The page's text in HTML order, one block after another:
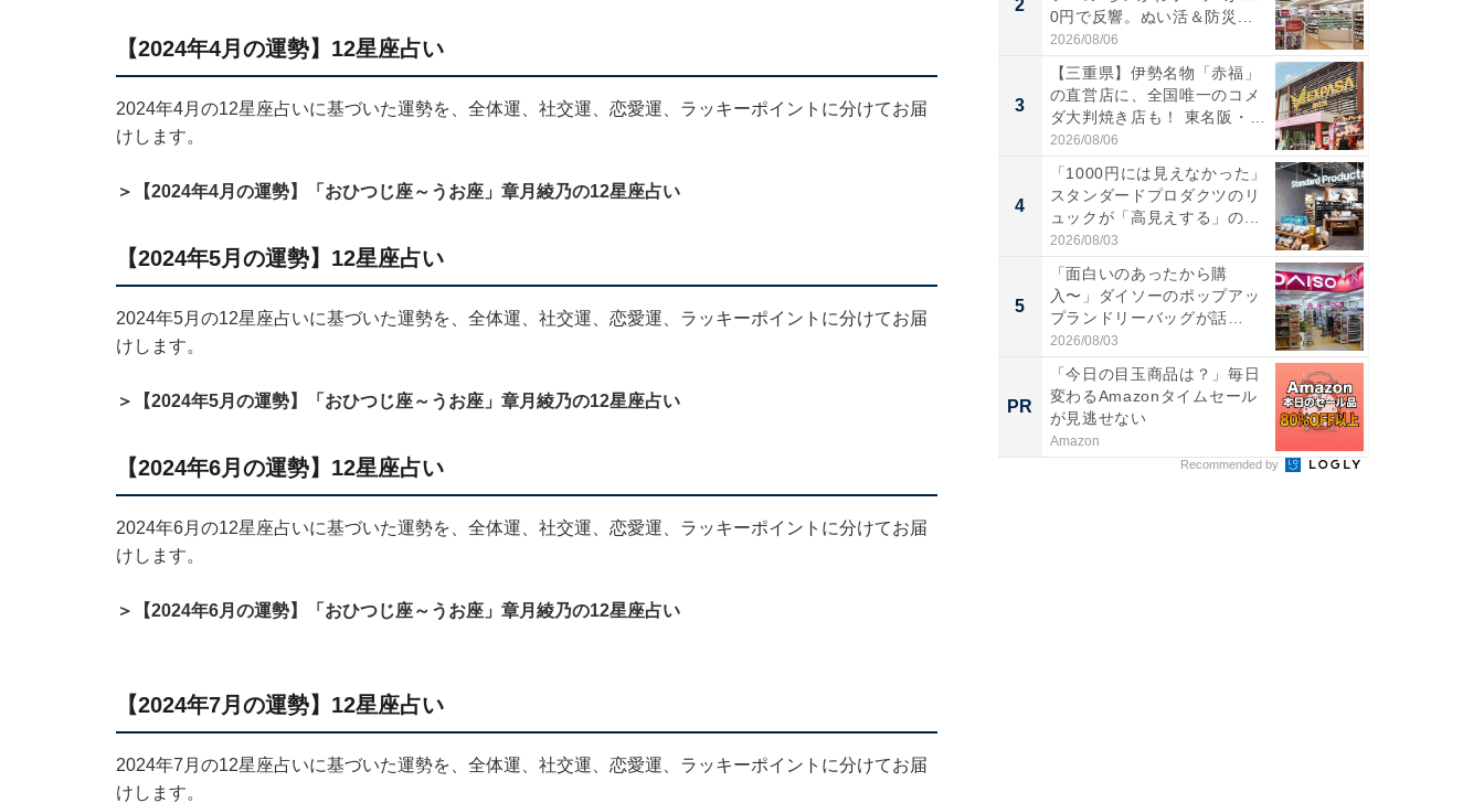
【2024年4月の運勢】12星座占い
2024年4月の12星座占いに基づいた運勢を、全体運、社交運、恋愛運、ラッキーポイントに分けてお届
けします。
＞【2024年4月の運勢】「おひつじ座～うお座」章月綾乃の12星座占い
【2024年5月の運勢】12星座占い
2024年5月の12星座占いに基づいた運勢を、全体運、社交運、恋愛運、ラッキーポイントに分けてお届
けします。
＞【2024年5月の運勢】「おひつじ座～うお座」章月綾乃の12星座占い
【2024年6月の運勢】12星座占い
2024年6月の12星座占いに基づいた運勢を、全体運、社交運、恋愛運、ラッキーポイントに分けてお届
けします。
＞【2024年6月の運勢】「おひつじ座～うお座」章月綾乃の12星座占い
【2024年7月の運勢】12星座占い
2024年7月の12星座占いに基づいた運勢を、全体運、社交運、恋愛運、ラッキーポイントに分けてお届
けします。
2
0円で反響。ぬい活＆防災...
2026/08/06
3
【三重県】伊勢名物「赤福」
の直営店に、全国唯一のコメ
ダ大判焼き店も！ 東名阪・
伊...
2026/08/06
4
「1000円には見えなかった」
スタンダードプロダクツのリ
ュックが「高見えする」の...
2026/08/03
5
「面白いのあったから購
入〜」ダイソーのポップアッ
プランドリーバッグが話
題。“さま...
2026/08/03
PR
「今日の目玉商品は？」毎日
変わるAmazonタイムセール
が見逃せない
Amazon
Recommended by